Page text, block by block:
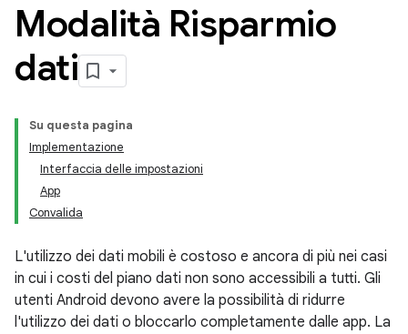
Modalità Risparmio
dati
Su questa pagina
Implementazione
Interfaccia delle impostazioni
App
Convalida
L'utilizzo dei dati mobili è costoso e ancora di più nei casi
in cui i costi del piano dati non sono accessibili a tutti. Gli
utenti Android devono avere la possibilità di ridurre
l'utilizzo dei dati o bloccarlo completamente dalle app. La